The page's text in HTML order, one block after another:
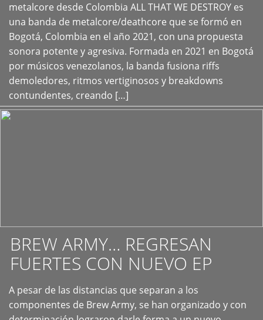
metalcore desde Colombia ALL THAT WE DESTROY es
una banda de metalcore/deathcore que se formó en
Bogotá, Colombia en el año 2021, con una propuesta
sonora potente y agresiva. Formada en 2021 en Bogotá
por músicos venezolanos, la banda fusiona riffs
demoledores, ritmos vertiginosos y breakdowns
contundentes, creando […]
+
BREW ARMY… REGRESAN
FUERTES CON NUEVO EP
A pesar de las distancias que separan a los
componentes de Brew Army, se han organizado y con